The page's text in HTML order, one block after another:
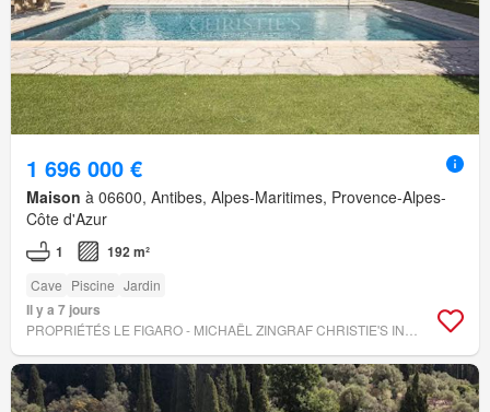
1 696 000 €
Maison à 06600, Antibes, Alpes-Maritimes, Provence-Alpes-
Côte d'Azur
1 192 m²
Cave Piscine Jardin
Il y a 7 jours